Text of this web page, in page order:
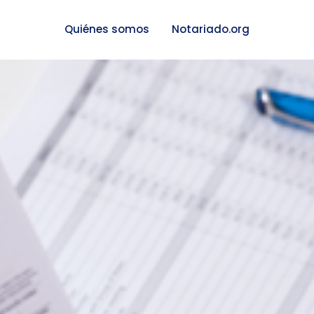
Quiénes somos Notariado.org